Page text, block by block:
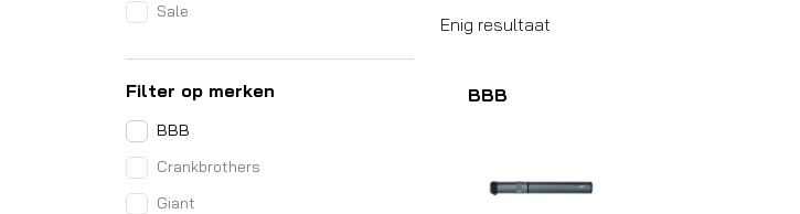
Sale
Filter op merken
BBB
Crankbrothers
Giant
Enig resultaat
BBB